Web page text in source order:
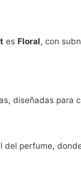
es Floral, con
diseñadas para
del perfume,